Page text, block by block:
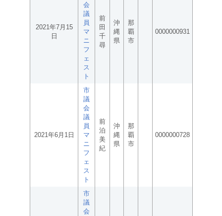
2021年7月15
日
会
議
員
マ
ニ
フ
ェ
ス
ト
前
田
千
尋
沖
縄
県
那
覇
市
0000000931
2021年6月1日
市
議
会
議
員
マ
ニ
フ
ェ
ス
ト
前
泊
美
紀
沖
縄
県
那
覇
市
0000000728
市
議
会